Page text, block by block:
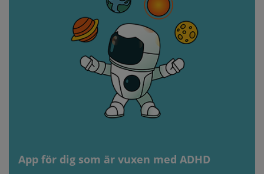
App för dig som är vuxen med ADHD